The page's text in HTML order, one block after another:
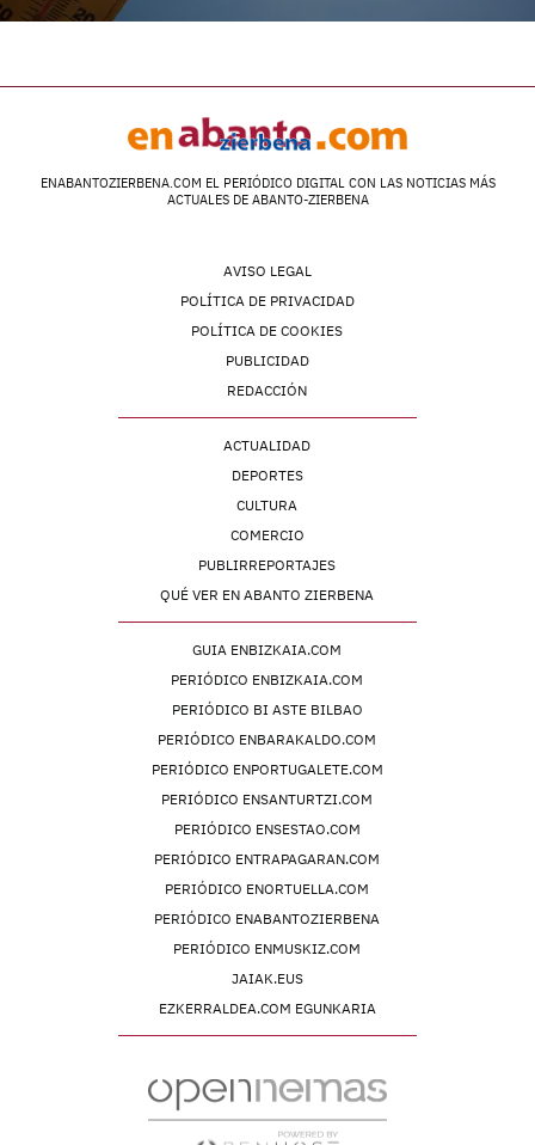
ENABANTOZIERBENA.COM EL PERIÓDICO DIGITAL CON LAS NOTICIAS MÁS
ACTUALES DE ABANTO-ZIERBENA
AVISO LEGAL
POLÍTICA DE PRIVACIDAD
POLÍTICA DE COOKIES
PUBLICIDAD
REDACCIÓN
ACTUALIDAD
DEPORTES
CULTURA
COMERCIO
PUBLIRREPORTAJES
QUÉ VER EN ABANTO ZIERBENA
GUIA ENBIZKAIA.COM
PERIÓDICO ENBIZKAIA.COM
PERIÓDICO BI ASTE BILBAO
PERIÓDICO ENBARAKALDO.COM
PERIÓDICO ENPORTUGALETE.COM
PERIÓDICO ENSANTURTZI.COM
PERIÓDICO ENSESTAO.COM
PERIÓDICO ENTRAPAGARAN.COM
PERIÓDICO ENORTUELLA.COM
PERIÓDICO ENABANTOZIERBENA
PERIÓDICO ENMUSKIZ.COM
JAIAK.EUS
EZKERRALDEA.COM EGUNKARIA